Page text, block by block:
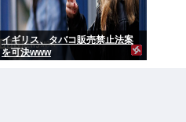
イギリス、タバコ販売禁止法案
を可決www